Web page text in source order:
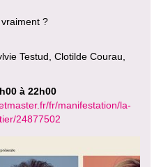
?
Testud, Clotilde Courau,
à 22h00
fr/manifestation/la-
24877502